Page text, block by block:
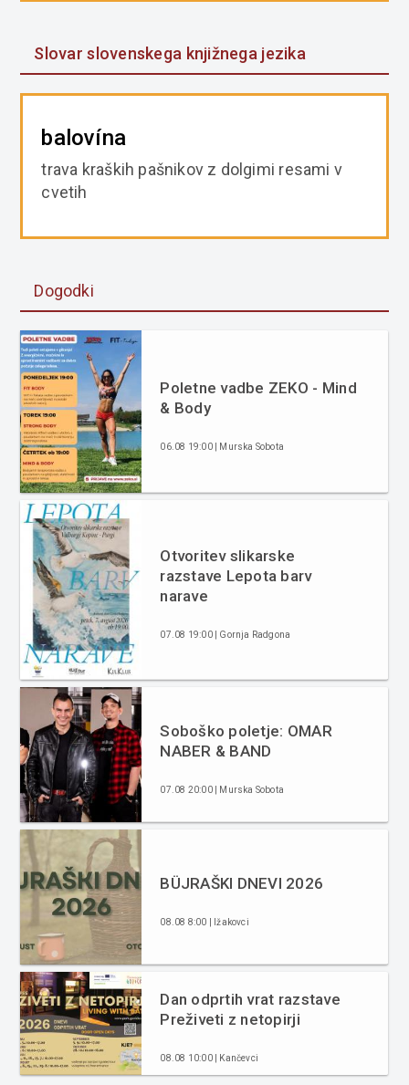
Slovar slovenskega knjižnega jezika
balovína
trava kraških pašnikov z dolgimi resami v
cvetih
Dogodki
Poletne vadbe ZEKO - Mind
& Body
06.08 19:00 | Murska Sobota
Otvoritev slikarske
razstave Lepota barv
narave
07.08 19:00 | Gornja Radgona
Soboško poletje: OMAR
NABER & BAND
07.08 20:00 | Murska Sobota
BÜJRAŠKI DNEVI 2026
08.08 8:00 | Ižakovci
Dan odprtih vrat razstave
Preživeti z netopirji
08.08 10:00 | Kančevci